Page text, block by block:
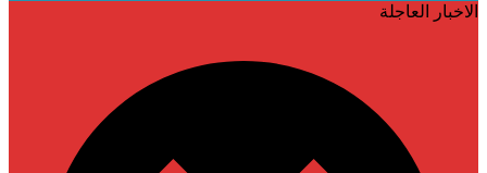
الاخبار العاجلة